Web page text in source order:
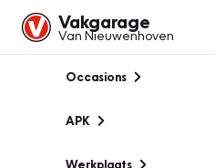
Vakgarage
Van Nieuwenhoven
Occasions
APK
Werkplaats